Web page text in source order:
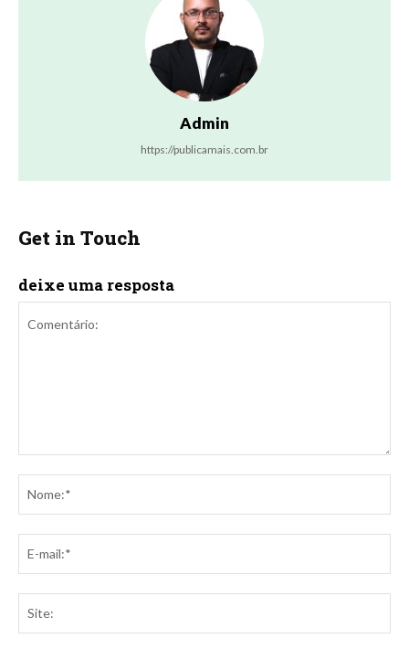
Admin
https://publicamais.com.br
Get in Touch
deixe uma resposta